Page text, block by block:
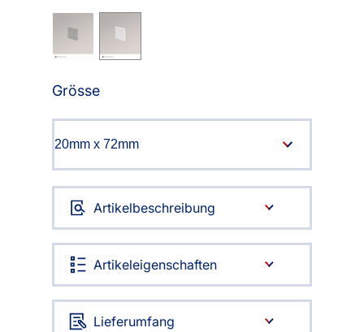
Grösse
Artikelbeschreibung
Artikeleigenschaften
Lieferumfang